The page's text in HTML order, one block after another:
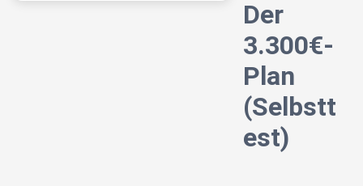
Der
3.300€-
Plan
(Selbstt
est)